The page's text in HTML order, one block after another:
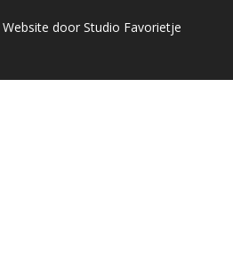
door Studio Favorietje